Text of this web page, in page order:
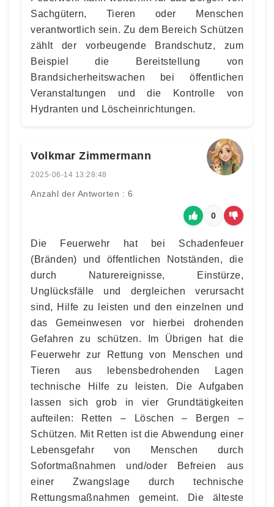
Sachgütern, Tieren oder Menschen
verantwortlich sein. Zu dem Bereich Schützen
zählt der vorbeugende Brandschutz, zum
Beispiel die Bereitstellung von
Brandsicherheitswachen bei öffentlichen
Veranstaltungen und die Kontrolle von
Hydranten und Löscheinrichtungen.
Volkmar Zimmermann
2025-06-14 13:28:48
Anzahl der Antworten : 6
0
Die Feuerwehr hat bei Schadenfeuer
(Bränden) und öffentlichen Notständen, die
durch Naturereignisse, Einstürze,
Unglücksfälle und dergleichen verursacht
sind, Hilfe zu leisten und den einzelnen und
das Gemeinwesen vor hierbei drohenden
Gefahren zu schützen. Im Übrigen hat die
Feuerwehr zur Rettung von Menschen und
Tieren aus lebensbedrohenden Lagen
technische Hilfe zu leisten. Die Aufgaben
lassen sich grob in vier Grundtätigkeiten
aufteilen: Retten – Löschen – Bergen –
Schützen. Mit Retten ist die Abwendung einer
Lebensgefahr von Menschen durch
Sofortmaßnahmen und/oder Befreien aus
einer Zwangslage durch technische
Rettungsmaßnahmen gemeint. Die älteste